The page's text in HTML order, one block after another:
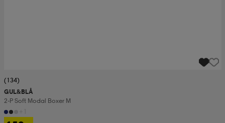
(134)
GUL&BLÅ
2-P Soft Modal Boxer M